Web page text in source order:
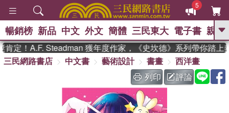
5
GO
熱搜： 東野圭吾 、 高希均教授回憶錄
The Odyssey 、 父親節 、 如果歷
史是一群喵 、 暑期推薦 、 國際布克
獎 臺灣漫遊錄 、 方念華
登輝時代 、 數學女孩：黎曼猜想
暢銷榜 新品 中文 外文 簡體 三民東大 電子書 親子
定！A.F. Steadman 獲年度作家，《史坎德》系列帶你踏上熱
三民網路書店
中文書 藝術設計 書畫
西洋畫
列印
評論